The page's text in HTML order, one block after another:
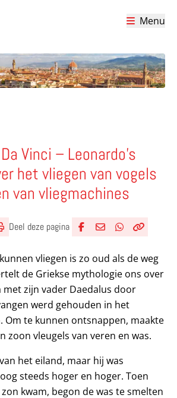
Menu
Vinci – Leonardo’s
het vliegen van vogels
van vliegmachines
Deel deze pagina
vliegen is zo oud als de weg
de Griekse mythologie ons over
met zijn vader Daedalus door
werd gehouden in het
Om te kunnen ontsnappen, maakte
zoon vleugels van veren en was.
het eiland, maar hij was
steeds hoger en hoger. Toen
kwam, begon de was te smelten